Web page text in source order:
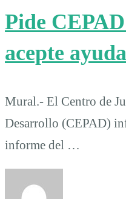
Pide
acepte
Mural.- El Centro de
Desarrollo (CEPAD)
informe del …